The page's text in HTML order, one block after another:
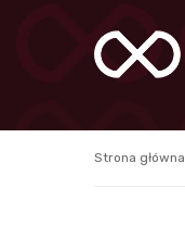
Strona główna